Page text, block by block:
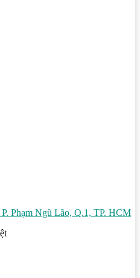
Phạm Ngũ Lão, Q.1, TP. HCM